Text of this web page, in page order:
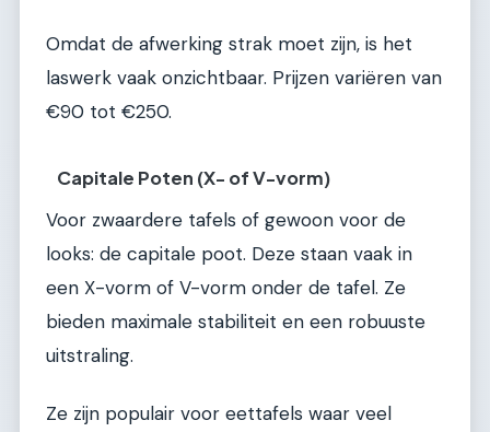
Omdat de afwerking strak moet zijn, is het
laswerk vaak onzichtbaar. Prijzen variëren van
€90 tot €250.
Capitale Poten (X- of V-vorm)
Voor zwaardere tafels of gewoon voor de
looks: de capitale poot. Deze staan vaak in
een X-vorm of V-vorm onder de tafel. Ze
bieden maximale stabiliteit en een robuuste
uitstraling.
Ze zijn populair voor eettafels waar veel